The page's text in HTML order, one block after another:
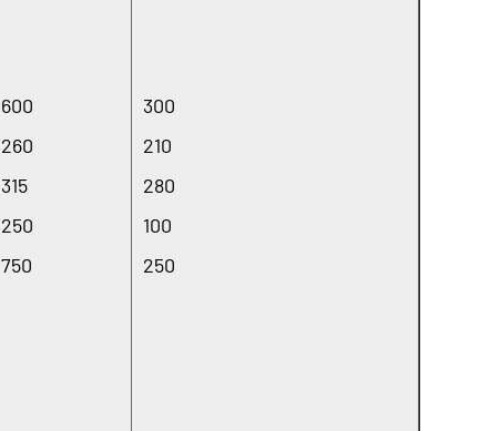
600
260
315
250
750
300
210
280
100
250